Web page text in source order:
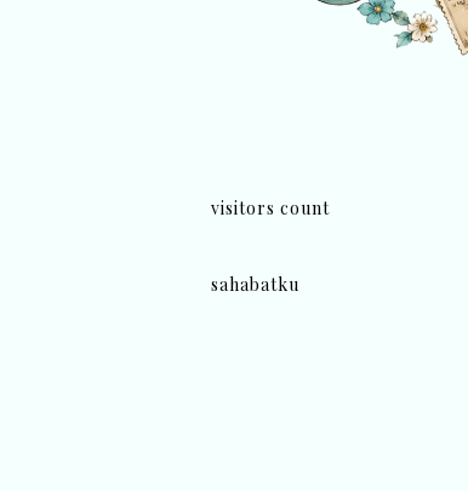
visitors count
sahabatku